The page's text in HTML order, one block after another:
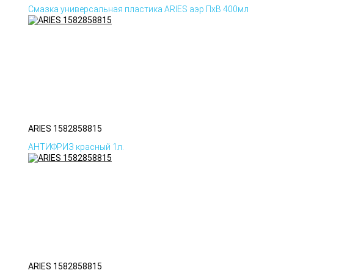
Смазка универсальная пластика ARIES аэр ПхВ 400мл
ARIES 1582858815
АНТИФРИЗ красный 1л.
ARIES 1582858815